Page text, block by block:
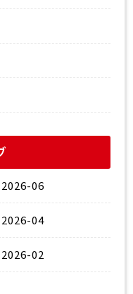
2026-06
2026-04
2026-02